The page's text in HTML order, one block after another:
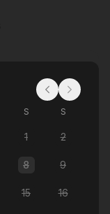
S S
1 2
8 9
15 16